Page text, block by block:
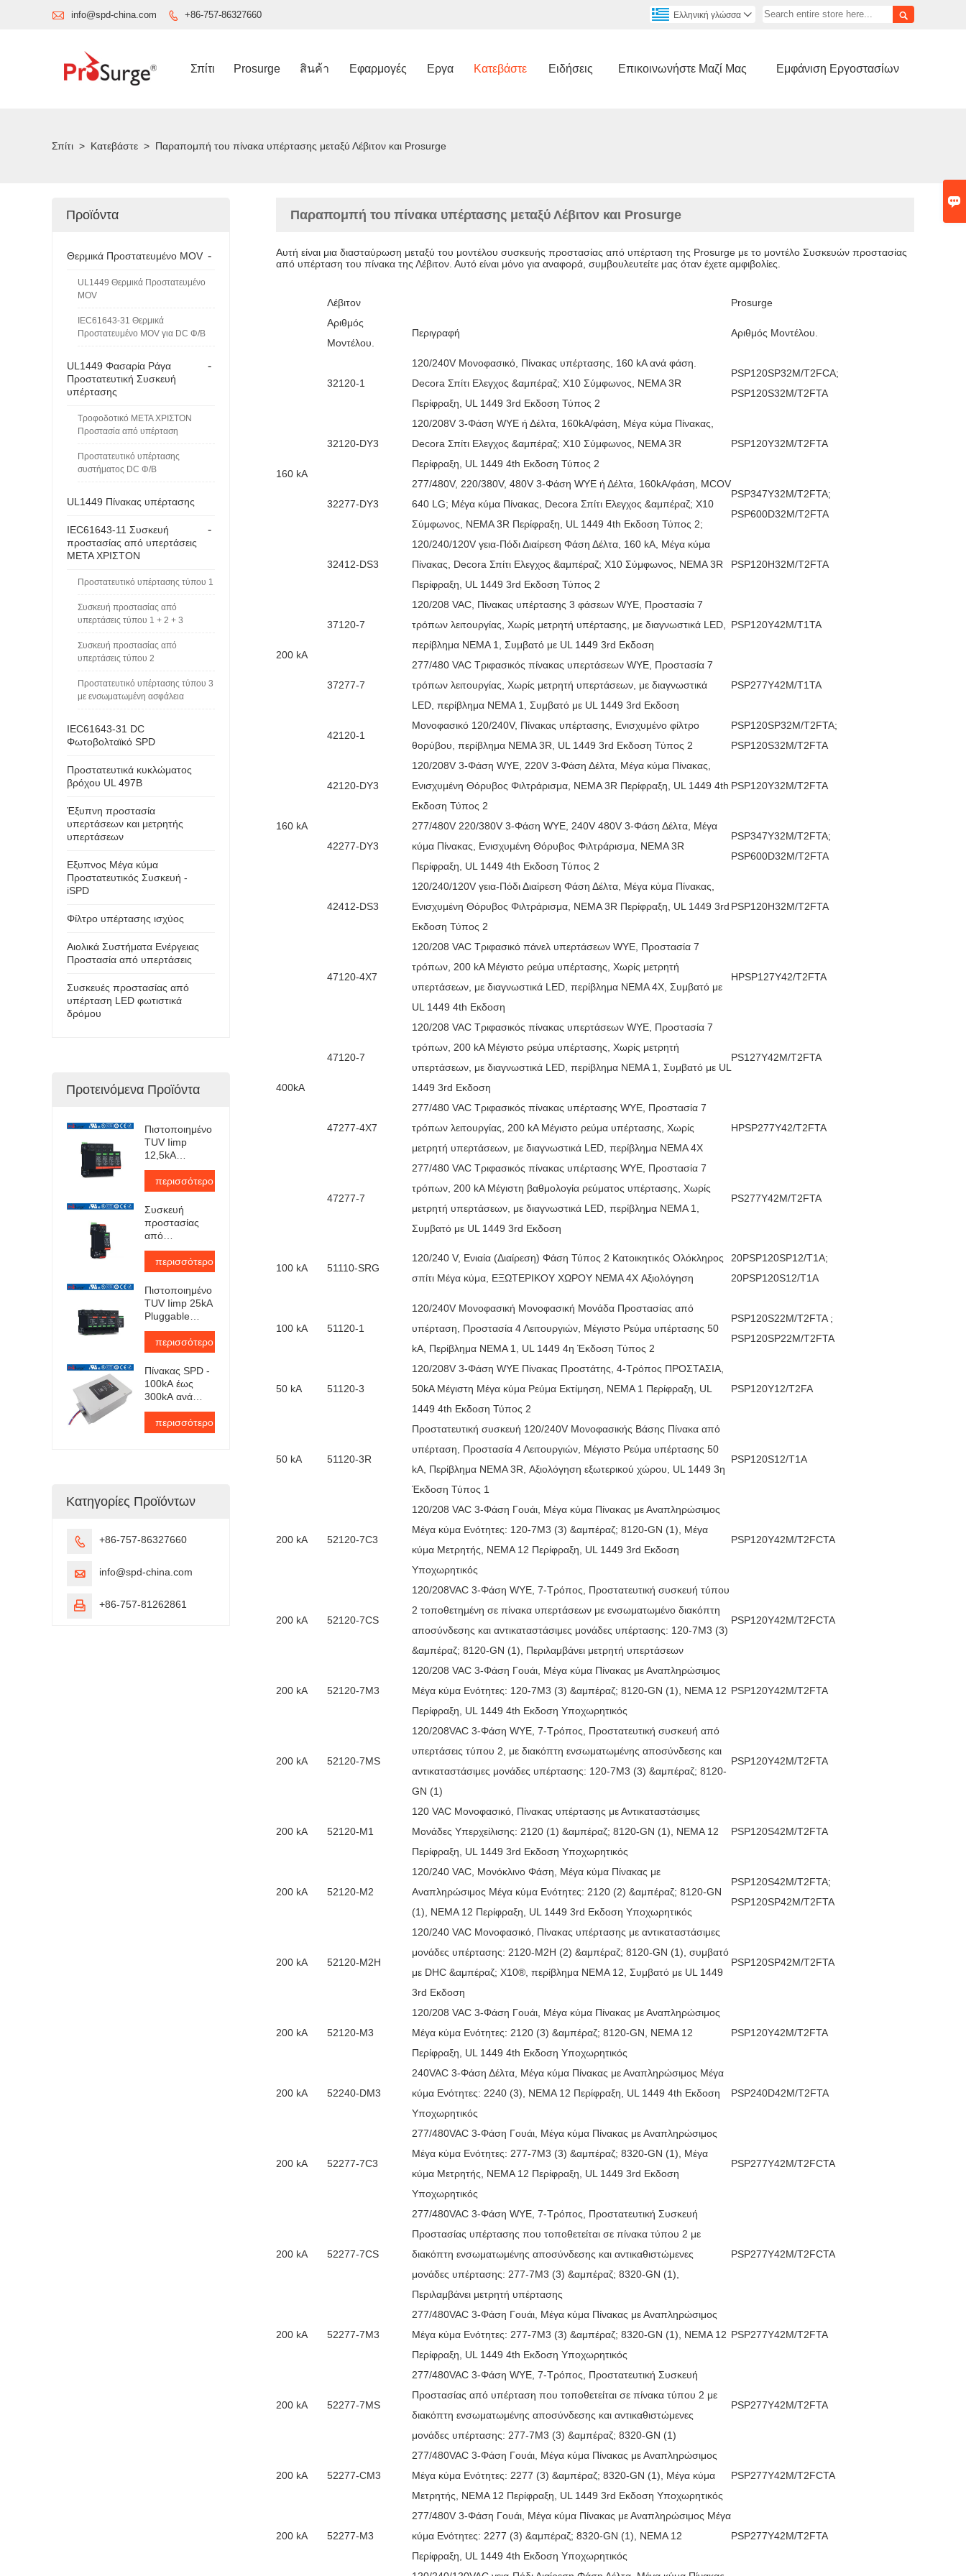

 info@spd-china.com  +86-757-86327660 
Ελληνική γλώσσα 
Σπίτι Prosurge สินค้า Εφαρμογές Εργα Κατεβάστε Ειδήσεις Επικοινωνήστε Μαζί Μας Εμφάνιση Εργοστασίων
Σπίτι > Κατεβάστε > Παραπομπή του πίνακα υπέρτασης μεταξύ Λέβιτον και Prosurge
Παραπομπή του πίνακα υπέρτασης μεταξύ Λέβιτον και Prosurge
Αυτή είναι μια διασταύρωση μεταξύ του μοντέλου συσκευής προστασίας από υπέρταση της Prosurge με το μοντέλο Συσκευών προστασίας
από υπέρταση του πίνακα της Λέβιτον. Αυτό είναι μόνο για αναφορά, συμβουλευτείτε μας όταν έχετε αμφιβολίες.
Λέβιτον
Prosurge
Αριθμός
Μοντέλου.
Περιγραφή Αριθμός Μοντέλου.
160 kA
32120-1
120/240V Μονοφασικό, Πίνακας υπέρτασης, 160 kA ανά φάση.
Decora Σπίτι Ελεγχος &αμπέραζ; X10 Σύμφωνος, ΝΕΜΑ 3R
Περίφραξη, UL 1449 3rd Εκδοση Τύπος 2
PSP120SP32M/T2FCA;
PSP120S32M/T2FTA
32120-DY3
120/208V 3-Φάση WYE ή Δέλτα, 160kA/φάση, Μέγα κύμα Πίνακας,
Decora Σπίτι Ελεγχος &αμπέραζ; X10 Σύμφωνος, ΝΕΜΑ 3R
Περίφραξη, UL 1449 4th Εκδοση Τύπος 2
PSP120Y32M/T2FTA
32277-DY3
277/480V, 220/380V, 480V 3-Φάση WYE ή Δέλτα, 160kA/φάση, MCOV
640 LG; Μέγα κύμα Πίνακας, Decora Σπίτι Ελεγχος &αμπέραζ; X10
Σύμφωνος, ΝΕΜΑ 3R Περίφραξη, UL 1449 4th Εκδοση Τύπος 2;
PSP347Y32M/T2FTA;
PSP600D32M/T2FTA
32412-DS3
120/240/120V γεια-Πόδι Διαίρεση Φάση Δέλτα, 160 kA, Μέγα κύμα
Πίνακας, Decora Σπίτι Ελεγχος &αμπέραζ; X10 Σύμφωνος, ΝΕΜΑ 3R
Περίφραξη, UL 1449 3rd Εκδοση Τύπος 2
PSP120H32M/T2FTA
200 kA
37120-7
120/208 VAC, Πίνακας υπέρτασης 3 φάσεων WYE, Προστασία 7
τρόπων λειτουργίας, Χωρίς μετρητή υπέρτασης, με διαγνωστικά LED,
περίβλημα ΝΕΜΑ 1, Συμβατό με UL 1449 3rd Εκδοση
PSP120Y42M/T1TA
37277-7
277/480 VAC Τριφασικός πίνακας υπερτάσεων WYE, Προστασία 7
τρόπων λειτουργίας, Χωρίς μετρητή υπερτάσεων, με διαγνωστικά
LED, περίβλημα ΝΕΜΑ 1, Συμβατό με UL 1449 3rd Εκδοση
PSP277Y42M/T1TA
160 kA
42120-1
Μονοφασικό 120/240V, Πίνακας υπέρτασης, Ενισχυμένο φίλτρο
θορύβου, περίβλημα ΝΕΜΑ 3R, UL 1449 3rd Εκδοση Τύπος 2
PSP120SP32M/T2FTA;
PSP120S32M/T2FTA
42120-DY3
120/208V 3-Φάση WYE, 220V 3-Φάση Δέλτα, Μέγα κύμα Πίνακας,
Ενισχυμένη Θόρυβος Φιλτράρισμα, ΝΕΜΑ 3R Περίφραξη, UL 1449 4th
Εκδοση Τύπος 2
PSP120Y32M/T2FTA
42277-DY3
277/480V 220/380V 3-Φάση WYE, 240V 480V 3-Φάση Δέλτα, Μέγα
κύμα Πίνακας, Ενισχυμένη Θόρυβος Φιλτράρισμα, ΝΕΜΑ 3R
Περίφραξη, UL 1449 4th Εκδοση Τύπος 2
PSP347Y32M/T2FTA;
PSP600D32M/T2FTA
42412-DS3
120/240/120V γεια-Πόδι Διαίρεση Φάση Δέλτα, Μέγα κύμα Πίνακας,
Ενισχυμένη Θόρυβος Φιλτράρισμα, ΝΕΜΑ 3R Περίφραξη, UL 1449 3rd
Εκδοση Τύπος 2
PSP120H32M/T2FTA
400kA
47120-4Χ7
120/208 VAC Τριφασικό πάνελ υπερτάσεων WYE, Προστασία 7
τρόπων, 200 kA Μέγιστο ρεύμα υπέρτασης, Χωρίς μετρητή
υπερτάσεων, με διαγνωστικά LED, περίβλημα ΝΕΜΑ 4X, Συμβατό με
UL 1449 4th Εκδοση
HPSP127Y42/T2FTA
47120-7
120/208 VAC Τριφασικός πίνακας υπερτάσεων WYE, Προστασία 7
τρόπων, 200 kA Μέγιστο ρεύμα υπέρτασης, Χωρίς μετρητή
υπερτάσεων, με διαγνωστικά LED, περίβλημα ΝΕΜΑ 1, Συμβατό με UL
1449 3rd Εκδοση
PS127Y42M/T2FTA
47277-4Χ7
277/480 VAC Τριφασικός πίνακας υπέρτασης WYE, Προστασία 7
τρόπων λειτουργίας, 200 kA Μέγιστο ρεύμα υπέρτασης, Χωρίς
μετρητή υπερτάσεων, με διαγνωστικά LED, περίβλημα ΝΕΜΑ 4X
HPSP277Y42/T2FTA
47277-7
277/480 VAC Τριφασικός πίνακας υπέρτασης WYE, Προστασία 7
τρόπων, 200 kA Μέγιστη βαθμολογία ρεύματος υπέρτασης, Χωρίς
μετρητή υπερτάσεων, με διαγνωστικά LED, περίβλημα ΝΕΜΑ 1,
Συμβατό με UL 1449 3rd Εκδοση
PS277Y42M/T2FTA
100 kA 51110-SRG
120/240 V, Ενιαία (Διαίρεση) Φάση Τύπος 2 Κατοικητικός Ολόκληρος
σπίτι Μέγα κύμα, ΕΞΩΤΕΡΙΚΟΥ ΧΩΡΟΥ ΝΕΜΑ 4X Αξιολόγηση
20PSP120SP12/T1A;
20PSP120S12/T1A
100 kA 51120-1
120/240V Μονοφασική Μονοφασική Μονάδα Προστασίας από
υπέρταση, Προστασία 4 Λειτουργιών, Μέγιστο Ρεύμα υπέρτασης 50
kA, Περίβλημα ΝΕΜΑ 1, UL 1449 4η Έκδοση Τύπος 2
PSP120S22M/T2FTA ;
PSP120SP22M/T2FTA
50 kA 51120-3
120/208V 3-Φάση WYE Πίνακας Προστάτης, 4-Τρόπος ΠΡΟΣΤΑΣΙΑ,
50kA Μέγιστη Μέγα κύμα Ρεύμα Εκτίμηση, ΝΕΜΑ 1 Περίφραξη, UL
1449 4th Εκδοση Τύπος 2
PSP120Y12/T2FA
50 kA 51120-3R
Προστατευτική συσκευή 120/240V Μονοφασικής Βάσης Πίνακα από
υπέρταση, Προστασία 4 Λειτουργιών, Μέγιστο Ρεύμα υπέρτασης 50
kA, Περίβλημα ΝΕΜΑ 3R, Αξιολόγηση εξωτερικού χώρου, UL 1449 3η
Έκδοση Τύπος 1
PSP120S12/T1A
200 kA 52120-7C3
120/208 VAC 3-Φάση Γουάι, Μέγα κύμα Πίνακας με Αναπληρώσιμος
Μέγα κύμα Ενότητες: 120-7M3 (3) &αμπέραζ; 8120-GN (1), Μέγα
κύμα Μετρητής, ΝΕΜΑ 12 Περίφραξη, UL 1449 3rd Εκδοση
Υποχωρητικός
PSP120Y42M/T2FCTA
200 kA 52120-7CS
120/208VAC 3-Φάση WYE, 7-Τρόπος, Προστατευτική συσκευή τύπου
2 τοποθετημένη σε πίνακα υπερτάσεων με ενσωματωμένο διακόπτη
αποσύνδεσης και αντικαταστάσιμες μονάδες υπέρτασης: 120-7M3 (3)
&αμπέραζ; 8120-GN (1), Περιλαμβάνει μετρητή υπερτάσεων
PSP120Y42M/T2FCTA
200 kA 52120-7M3
120/208 VAC 3-Φάση Γουάι, Μέγα κύμα Πίνακας με Αναπληρώσιμος
Μέγα κύμα Ενότητες: 120-7M3 (3) &αμπέραζ; 8120-GN (1), ΝΕΜΑ 12
Περίφραξη, UL 1449 4th Εκδοση Υποχωρητικός
PSP120Y42M/T2FTA
200 kA 52120-7MS
120/208VAC 3-Φάση WYE, 7-Τρόπος, Προστατευτική συσκευή από
υπερτάσεις τύπου 2, με διακόπτη ενσωματωμένης αποσύνδεσης και
αντικαταστάσιμες μονάδες υπέρτασης: 120-7M3 (3) &αμπέραζ; 8120-
GN (1)
PSP120Y42M/T2FTA
200 kA 52120-M1
120 VAC Μονοφασικό, Πίνακας υπέρτασης με Αντικαταστάσιμες
Μονάδες Υπερχείλισης: 2120 (1) &αμπέραζ; 8120-GN (1), ΝΕΜΑ 12
Περίφραξη, UL 1449 3rd Εκδοση Υποχωρητικός
PSP120S42M/T2FTA
200 kA 52120-M2
120/240 VAC, Μονόκλινο Φάση, Μέγα κύμα Πίνακας με
Αναπληρώσιμος Μέγα κύμα Ενότητες: 2120 (2) &αμπέραζ; 8120-GN
(1), ΝΕΜΑ 12 Περίφραξη, UL 1449 3rd Εκδοση Υποχωρητικός
PSP120S42M/T2FTA;
PSP120SP42M/T2FTA
200 kA 52120-M2H
120/240 VAC Μονοφασικό, Πίνακας υπέρτασης με αντικαταστάσιμες
μονάδες υπέρτασης: 2120-M2H (2) &αμπέραζ; 8120-GN (1), συμβατό
με DHC &αμπέραζ; X10®, περίβλημα ΝΕΜΑ 12, Συμβατό με UL 1449
3rd Εκδοση
PSP120SP42M/T2FTA
200 kA 52120-M3
120/208 VAC 3-Φάση Γουάι, Μέγα κύμα Πίνακας με Αναπληρώσιμος
Μέγα κύμα Ενότητες: 2120 (3) &αμπέραζ; 8120-GN, ΝΕΜΑ 12
Περίφραξη, UL 1449 4th Εκδοση Υποχωρητικός
PSP120Y42M/T2FTA
200 kA 52240-DM3
240VAC 3-Φάση Δέλτα, Μέγα κύμα Πίνακας με Αναπληρώσιμος Μέγα
κύμα Ενότητες: 2240 (3), ΝΕΜΑ 12 Περίφραξη, UL 1449 4th Εκδοση
Υποχωρητικός
PSP240D42M/T2FTA
200 kA 52277-7C3
277/480VAC 3-Φάση Γουάι, Μέγα κύμα Πίνακας με Αναπληρώσιμος
Μέγα κύμα Ενότητες: 277-7M3 (3) &αμπέραζ; 8320-GN (1), Μέγα
κύμα Μετρητής, ΝΕΜΑ 12 Περίφραξη, UL 1449 3rd Εκδοση
Υποχωρητικός
PSP277Y42M/T2FCTA
200 kA 52277-7CS
277/480VAC 3-Φάση WYE, 7-Τρόπος, Προστατευτική Συσκευή
Προστασίας υπέρτασης που τοποθετείται σε πίνακα τύπου 2 με
διακόπτη ενσωματωμένης αποσύνδεσης και αντικαθιστώμενες
μονάδες υπέρτασης: 277-7M3 (3) &αμπέραζ; 8320-GN (1),
Περιλαμβάνει μετρητή υπέρτασης
PSP277Y42M/T2FCTA
200 kA 52277-7M3
277/480VAC 3-Φάση Γουάι, Μέγα κύμα Πίνακας με Αναπληρώσιμος
Μέγα κύμα Ενότητες: 277-7M3 (3) &αμπέραζ; 8320-GN (1), ΝΕΜΑ 12
Περίφραξη, UL 1449 4th Εκδοση Υποχωρητικός
PSP277Y42M/T2FTA
200 kA 52277-7MS
277/480VAC 3-Φάση WYE, 7-Τρόπος, Προστατευτική Συσκευή
Προστασίας από υπέρταση που τοποθετείται σε πίνακα τύπου 2 με
διακόπτη ενσωματωμένης αποσύνδεσης και αντικαθιστώμενες
μονάδες υπέρτασης: 277-7M3 (3) &αμπέραζ; 8320-GN (1)
PSP277Y42M/T2FTA
200 kA 52277-CM3
277/480VAC 3-Φάση Γουάι, Μέγα κύμα Πίνακας με Αναπληρώσιμος
Μέγα κύμα Ενότητες: 2277 (3) &αμπέραζ; 8320-GN (1), Μέγα κύμα
Μετρητής, ΝΕΜΑ 12 Περίφραξη, UL 1449 3rd Εκδοση Υποχωρητικός
PSP277Y42M/T2FCTA
200 kA 52277-M3
277/480V 3-Φάση Γουάι, Μέγα κύμα Πίνακας με Αναπληρώσιμος Μέγα
κύμα Ενότητες: 2277 (3) &αμπέραζ; 8320-GN (1), ΝΕΜΑ 12
Περίφραξη, UL 1449 4th Εκδοση Υποχωρητικός
PSP277Y42M/T2FTA
Προϊόντα
-
Θερμικά Προστατευμένο MOV
UL1449 Θερμικά Προστατευμένο
MOV
IEC61643-31 Θερμικά
Προστατευμένο MOV για DC Φ/Β
-
UL1449 Φασαρία Ράγα
Προστατευτική Συσκευή
υπέρτασης
Τροφοδοτικό ΜΕΤΑ ΧΡΙΣΤΟΝ
Προστασία από υπέρταση
Προστατευτικό υπέρτασης
συστήματος DC Φ/Β
UL1449 Πίνακας υπέρτασης
-
IEC61643-11 Συσκευή
προστασίας από υπερτάσεις
ΜΕΤΑ ΧΡΙΣΤΟΝ
Προστατευτικό υπέρτασης τύπου 1
Συσκευή προστασίας από
υπερτάσεις τύπου 1 + 2 + 3
Συσκευή προστασίας από
υπερτάσεις τύπου 2
Προστατευτικό υπέρτασης τύπου 3
με ενσωματωμένη ασφάλεια
IEC61643-31 DC
Φωτοβολταϊκό SPD
Προστατευτικά κυκλώματος
βρόχου UL 497B
Έξυπνη προστασία
υπερτάσεων και μετρητής
υπερτάσεων
Εξυπνος Μέγα κύμα
Προστατευτικός Συσκευή -
iSPD
Φίλτρο υπέρτασης ισχύος
Αιολικά Συστήματα Ενέργειας
Προστασία από υπερτάσεις
Συσκευές προστασίας από
υπέρταση LED φωτιστικά
δρόμου
Προτεινόμενα Προϊόντα
Πιστοποιημένο
TUV Iimp
12,5kA
Pluggable
Surge
Protector
περισσότερο
Συσκευή
προστασίας
από
υπερτάσεις
εναλλασσόμενου
ρεύματος
τύπου 1+2 με
πιστοποίηση
TUV
περισσότερο
Πιστοποιημένο
TUV Iimp 25kA
Pluggable
Surge
Protector
περισσότερο
Πίνακας SPD -
100kA έως
300kA ανά
φάση
περισσότερο
Κατηγορίες Προϊόντων
 +86-757-86327660
 info@spd-china.com
 +86-757-81262861